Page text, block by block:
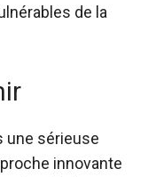
de la
une sérieuse
innovante